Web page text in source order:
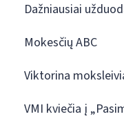
Dažniausiai
Mokesčių ABC
Viktorina
VMI kviečia į